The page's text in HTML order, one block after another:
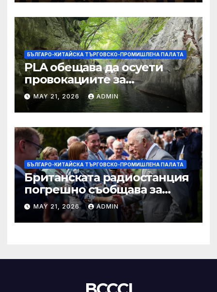
БЪЛГАРО-КИТАЙСКА ТЪРГОВСКО-ПРОМИШЛЕНА ПАЛAТА
PLA обещава да осуети
провокациите за
„независимост на Тайван“.
MAY 21, 2026 ADMIN
БЪЛГАРО-КИТАЙСКА ТЪРГОВСКО-ПРОМИШЛЕНА ПАЛAТА
Британската радиостанция
погрешно съобщава за
смъртта на крал Чарлз
MAY 21, 2026 ADMIN